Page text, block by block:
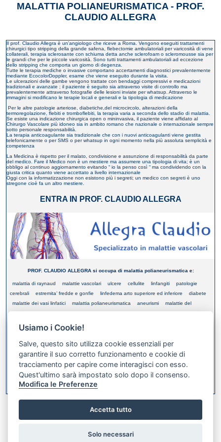
MALATTIA POLIANEURISMATICA - PROF.
CLAUDIO ALLEGRA
Il prof. Claudio Allegra è un'angiologo che riceve a Roma. Vengono eseguiti trattamenti
chirurgici tipo stripping della grande safena, flebectomie ambulatoriali per varicosità di vene
collaterali, terapia sclerosante con schiuma detta anche sclerofoam o scleromousse sia per
le grandi che per le piccole varicosità. Sono tutti trattamenti ambulatoriali ad eccezione
dello stripping che comporta un giorno di degenza.
Tutte le terapia mediche o invasive comportano accertamenti diagnostici prevalentemente
mediante EcocolorDoppler, esame che viene eseguito durante la visita.
Le ulcerazioni delle gambe vengono trattate con bendaggi compressivi e medicazioni
tradizionali e avanzate ; il paziente è seguito sia attraverso visite di controllo ma
prevalentemente attraverso fotografie delle lesioni inviate per whatsup. Attraverso le
immagini si modificano le terapie locali e generali e la tipologia di medicazione
Per le altre patologie arteriose, diabetiche,del microcircolo, alterazioni della
termoregolazione, flebiti e tromboflebiti, la terapia varia a seconda dello stadio di malattia.
Se esiste una indicazione chirurgica open o mininvasiva, il paziente viene affidato al
Chirurgo Vascolare più idoneo sia in ambito romano che nazionale o internazionale sempre
sotto personale responsabilità.
La terapia anticoagulante sia tradizionale che con i nuovi anticoagulanti viene gestita
telefonicamente o per SMS o per whatsup in ogni momento nella più assoluta semplicità e
competenza
La Medicina è rispetto per il malato, condivisione e assunzione di responsabilità da parte
del medico. Fare il Medico non è un mestiere ma assumere una tipologia di vita; è un
obbligo al continuo aggiornamento evitando “ io la penso così “ ma condividendo con la
giusta critica quanto viene accettato a livello internazionale
Oggi con la informatizzazione non esistono più i segreti; un medico con segreti è uno
stregone cioè fa un altro mestiere.
ENTRA IN PROF. CLAUDIO ALLEGRA
PROF. CLAUDIO ALLEGRA si occupa di malattia polianeurismatica e:
malattia di raynaud malattie vascolari ulcere cellulite linfangiti
patologie
cerebrali
estremita’ fredde e gonfie linfedema arto superiore ed inferiore
diabete
malattie dei vasi linfatici
malattia polianeurismatica aneurismi
malattie del
microcircolo
dolori notturni alle gambe arteriopatie arteriosclerotiche
vene
freddi e cianosi
crampi durante il cammino
cancrena
XML FEED
Bookmark this on Delicious
Usiamo i Cookie!
Salve, questo sito utilizza cookie essenziali per
garantire il suo corretto funzionamento e cookie di
tracciamento per capire come interagisci con esso.
Quest'ultimo sarà impostato solo dopo il consenso.
Modifica le Preferenze
Accetta tutto
Solo necessari